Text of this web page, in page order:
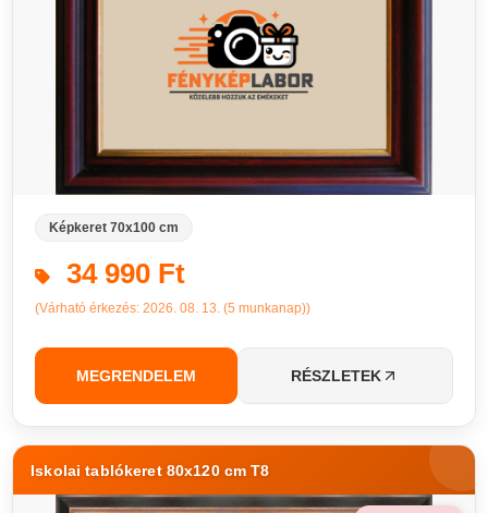
Képkeret 70x100 cm
34 990 Ft
(Várható érkezés: 2026. 08. 13. (5 munkanap))
MEGRENDELEM RÉSZLETEK
Iskolai tablókeret 80x120 cm T8